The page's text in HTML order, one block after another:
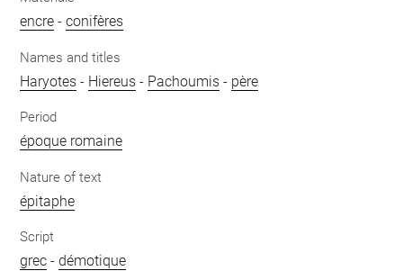
encre -conifères
Names and titles
Haryotes - Hiereus - Pachoumis - père
Period
époque romaine
Nature of text
épitaphe
Script
grec -démotique